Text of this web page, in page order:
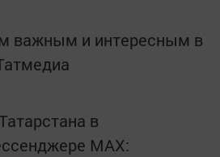
важным и интересным в
в
MАХ: